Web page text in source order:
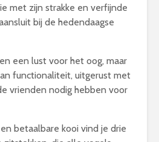
met zijn strakke en verfijnde
bij de hedendaagse
een lust voor het oog, maar
functionaliteit, uitgerust met
vrienden nodig hebben voor
betaalbare kooi vind je drie